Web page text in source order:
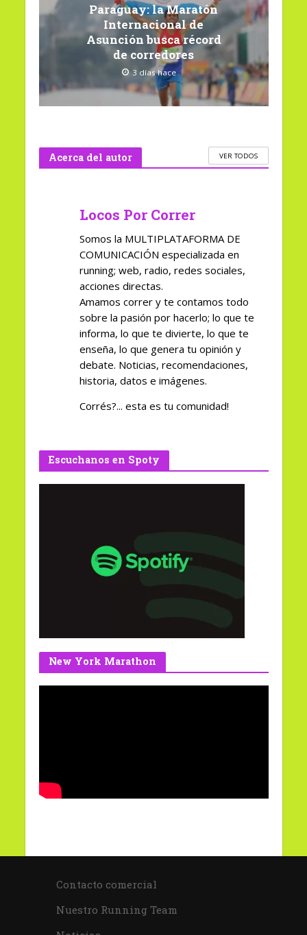
Paraguay: la Maratón
Internacional de
Asunción busca récord
de corredores
3 días hace
Acerca del autor VER TODOS
Locos Por Correr
Somos la MULTIPLATAFORMA DE
COMUNICACIÓN especializada en
running; web, radio, redes sociales,
acciones directas.
Amamos correr y te contamos todo
sobre la pasión por hacerlo; lo que te
informa, lo que te divierte, lo que te
enseña, lo que genera tu opinión y
debate. Noticias, recomendaciones,
historia, datos e imágenes.
Corrés?... esta es tu comunidad!
Escuchanos en Spoty
New York Marathon
Contacto comercial
Nuestro Running Team